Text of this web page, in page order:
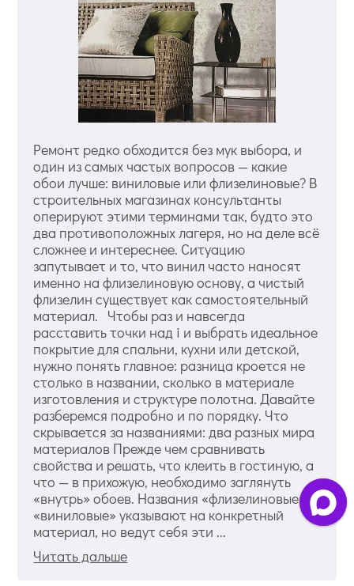
Ремонт редко обходится без мук выбора, и
один из самых частых вопросов — какие
обои лучше: виниловые или флизелиновые? В
строительных магазинах консультанты
оперируют этими терминами так, будто это
два противоположных лагеря, но на деле всё
сложнее и интереснее. Ситуацию
запутывает и то, что винил часто наносят
именно на флизелиновую основу, а чистый
флизелин существует как самостоятельный
материал. Чтобы раз и навсегда
расставить точки над i и выбрать идеальное
покрытие для спальни, кухни или детской,
нужно понять главное: разница кроется не
столько в названии, сколько в материале
изготовления и структуре полотна. Давайте
разберемся подробно и по порядку. Что
скрывается за названиями: два разных мира
материалов Прежде чем сравнивать
свойства и решать, что клеить в гостиную, а
что — в прихожую, необходимо заглянуть
«внутрь» обоев. Названия «флизелиновые» и
«виниловые» указывают на конкретный
материал, но ведут себя эти ...
Читать дальше